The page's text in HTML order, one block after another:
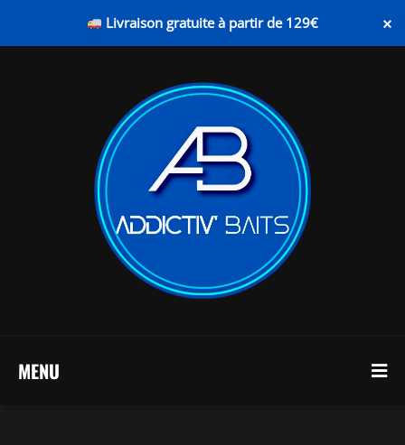
Livraison gratuite à partir de 129€ ×
MENU